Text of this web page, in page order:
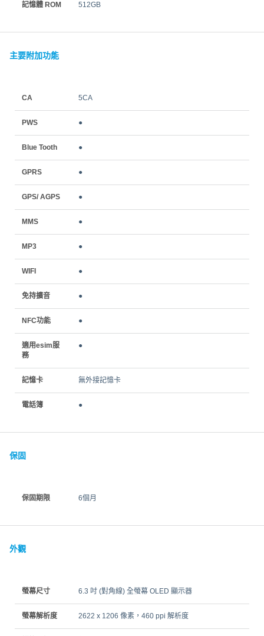
記憶體 ROM 512GB
主要附加功能
CA 5CA
PWS ●
Blue Tooth ●
GPRS ●
GPS/ AGPS ●
MMS ●
MP3 ●
WIFI ●
免持擴音 ●
NFC功能 ●
適用esim服
務
●
記憶卡 無外接記憶卡
電話簿 ●
保固
保固期限 6個月
外觀
螢幕尺寸 6.3 吋 (對角線) 全螢幕 OLED 顯示器
螢幕解析度 2622 x 1206 像素，460 ppi 解析度